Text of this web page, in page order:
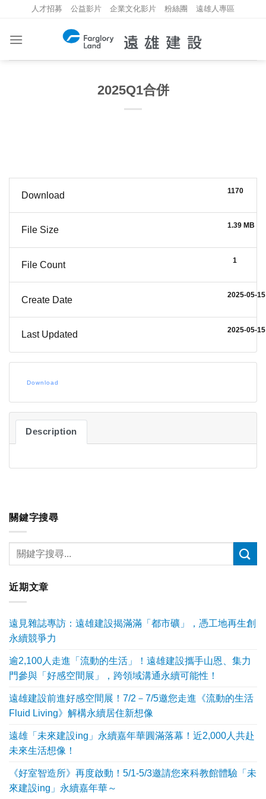
content
人才招募 公益影片 企業文化影片 粉絲團 遠雄人專區
2025Q1合併
Download 1170
File Size 1.39 MB
File Count 1
Create Date 2025-05-15
Last Updated 2025-05-15
Download
Description
關鍵字搜尋
近期文章
遠見雜誌專訪：遠雄建設揭滿滿「都市礦」，憑工地再生創
永續競爭力
逾2,100人走進「流動的生活」！遠雄建設攜手山恩、集力
門參與「好感空間展」，跨領域溝通永續可能性！
遠雄建設前進好感空間展！7/2－7/5邀您走進《流動的生活
Fluid Living》解構永續居住新想像
遠雄「未來建設ing」永續嘉年華圓滿落幕！近2,000人共赴
未來生活想像！
《好室智造所》再度啟動！5/1-5/3邀請您來科教館體驗「未
來建設ing」永續嘉年華～